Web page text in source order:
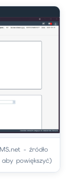
- źródło
powiększyć)